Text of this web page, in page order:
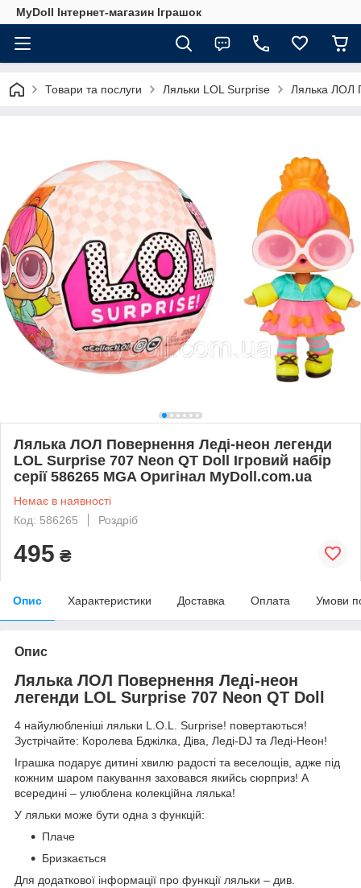
MyDoll Інтернет-магазин Іграшок
Товари та послуги Ляльки LOL Surprise Лялька ЛОЛ
Лялька ЛОЛ Повернення Леді-неон легенди
LOL Surprise 707 Neon QT Doll Ігровий набір
серії 586265 MGA Оригінал MyDoll.com.ua
Немає в наявності
Код: 586265
Роздріб
495 ₴
Опис Характеристики Доставка Оплата Умови
Опис
Лялька ЛОЛ Повернення Леді-неон
легенди LOL Surprise 707 Neon QT Doll
4 найулюбленіші ляльки L.O.L. Surprise! повертаються!
Зустрічайте: Королева Бджілка, Діва, Леді-DJ та Леді-Неон!
Іграшка подарує дитині хвилю радості та веселощів, адже під
кожним шаром пакування заховався якийсь сюрприз! А
всередині – улюблена колекційна лялька!
У ляльки може бути одна з функцій:
Плаче
Бризкається
Для додаткової інформації про функції ляльки – див.